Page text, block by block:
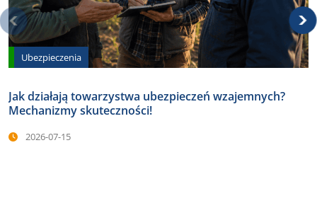
Ubezpieczenia
Jak działają towarzystwa ubezpieczeń wzajemnych?
Mechanizmy skuteczności!
2026-07-15